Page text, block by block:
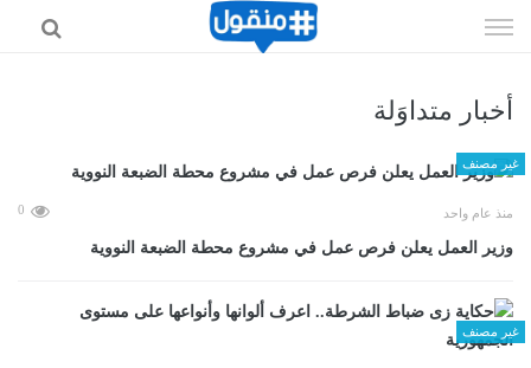
الى
أخبار متداوَلة
غير مصنف
منذ عام واحد 0
وزير العمل يعلن فرص عمل في مشروع محطة الضبعة النووية
غير مصنف